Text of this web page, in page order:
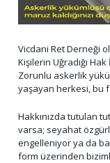
Vicdani Ret Derneği
Kişilerin Uğradığı
Zorunlu askerlik
yaşayan herkesi, bu
Hakkınızda tutulan
varsa; seyahat
engelleniyor ya da
form üzerinden